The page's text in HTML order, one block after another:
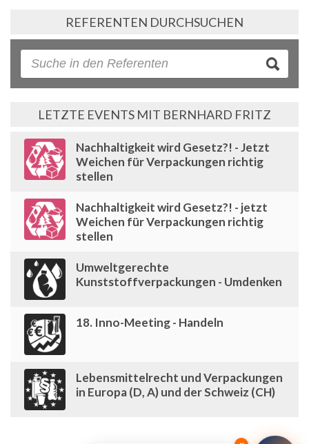
REFERENTEN DURCHSUCHEN
LETZTE EVENTS MIT BERNHARD FRITZ
Nachhaltigkeit wird Gesetz?! - Jetzt
Weichen für Verpackungen richtig
stellen
Nachhaltigkeit wird Gesetz?! - jetzt
Weichen für Verpackungen richtig
stellen
Umweltgerechte
Kunststoffverpackungen - Umdenken
18. Inno-Meeting - Handeln
Lebensmittelrecht und Verpackungen
in Europa (D, A) und der Schweiz (CH)